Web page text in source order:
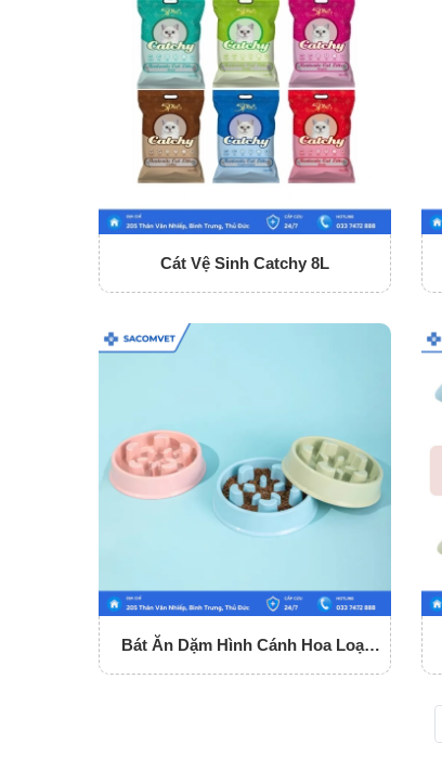
Cát Vệ Sinh Catchy 8L
Bát Ăn Dặm Hình Cánh Hoa Loại